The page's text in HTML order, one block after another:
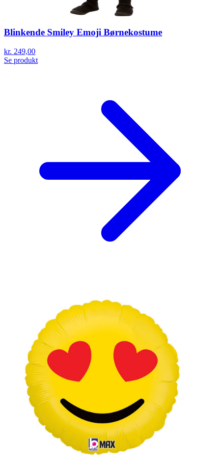
Blinkende Smiley Emoji Børnekostume
kr. 249,00
Se produkt